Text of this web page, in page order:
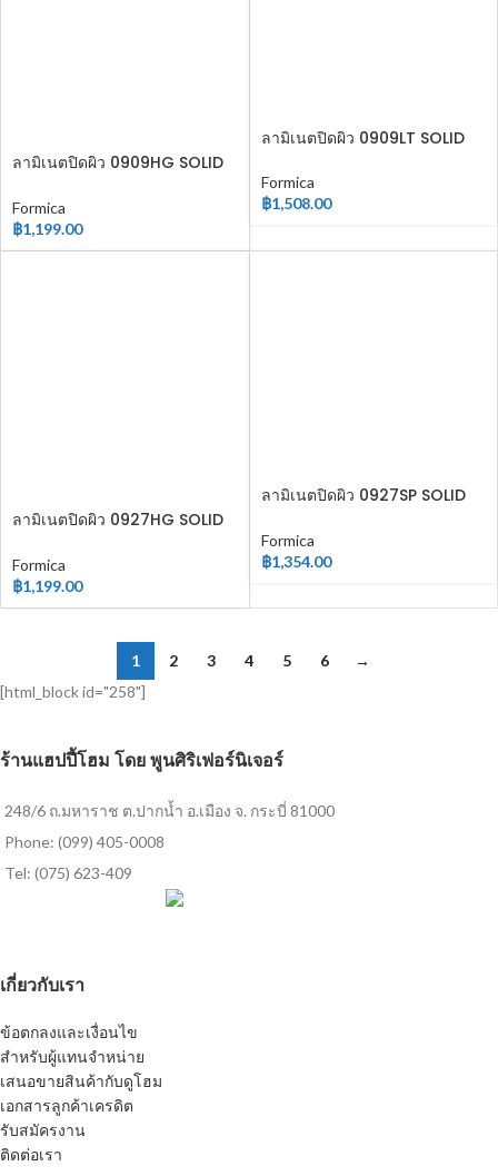
ลามิเนตปิดผิว 0909HG SOLID
Formica
฿1,199.00
ลามิเนตปิดผิว 0909LT SOLID
Formica
฿1,508.00
ลามิเนตปิดผิว 0927HG SOLID
Formica
฿1,199.00
ลามิเนตปิดผิว 0927SP SOLID
Formica
฿1,354.00
1 2 3 4 5 6
→
[html_block id="258"]
ร้านแฮปปี้โฮม โดย พูนศิริเฟอร์นิเจอร์
248/6 ถ.มหาราช ต.ปากน้ำ อ.เมือง จ. กระบี่ 81000
Phone: (099) 405-0008
Tel: (075) 623-409
เกี่ยวกับเรา
ข้อตกลงและเงื่อนไข
สำหรับผู้แทนจำหน่าย
เสนอขายสินค้ากับดูโฮม
เอกสารลูกค้าเครดิต
รับสมัครงาน
ติดต่อเรา